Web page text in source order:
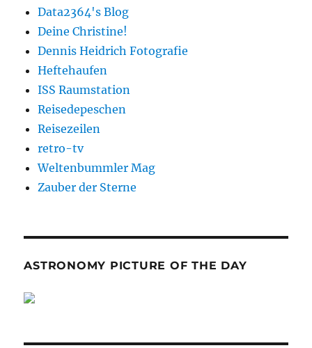
Data2364's Blog
Deine Christine!
Dennis Heidrich Fotografie
Heftehaufen
ISS Raumstation
Reisedepeschen
Reisezeilen
retro-tv
Weltenbummler Mag
Zauber der Sterne
ASTRONOMY PICTURE OF THE DAY